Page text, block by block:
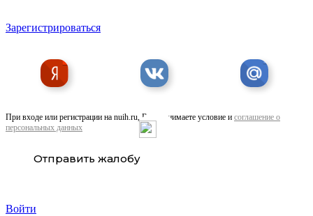
Куплю скупаю скотч малярный Крепп 48-50мм
Зарегистрироваться
При входе или регистрации на nuih.ru, Вы принимаете условие и соглашение о
персональных данных
Отправить жалобу
Войти